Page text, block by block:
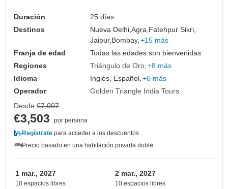
Duración
25 días
Destinos
Nueva Delhi,Agra,Fatehpur Sikri,
Jaipur,Bombay, +15 más
Franja de edad
Todas las edades son bienvenidas
Regiones
Triángulo de Oro +8 más
Idioma
Inglés, Español, +6 más
Operador
Golden Triangle India Tours
Desde €7,007
€3,503
por persona
Regístrate para acceder a los descuentos
Precio basado en una habitación privada doble
1 mar., 2027
10 espacios libres
2 mar., 2027
10 espacios libres